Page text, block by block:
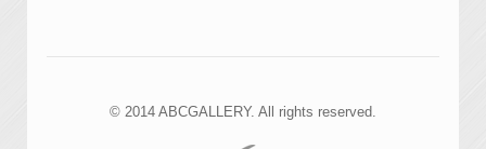
© 2014 ABCGALLERY. All rights reserved.